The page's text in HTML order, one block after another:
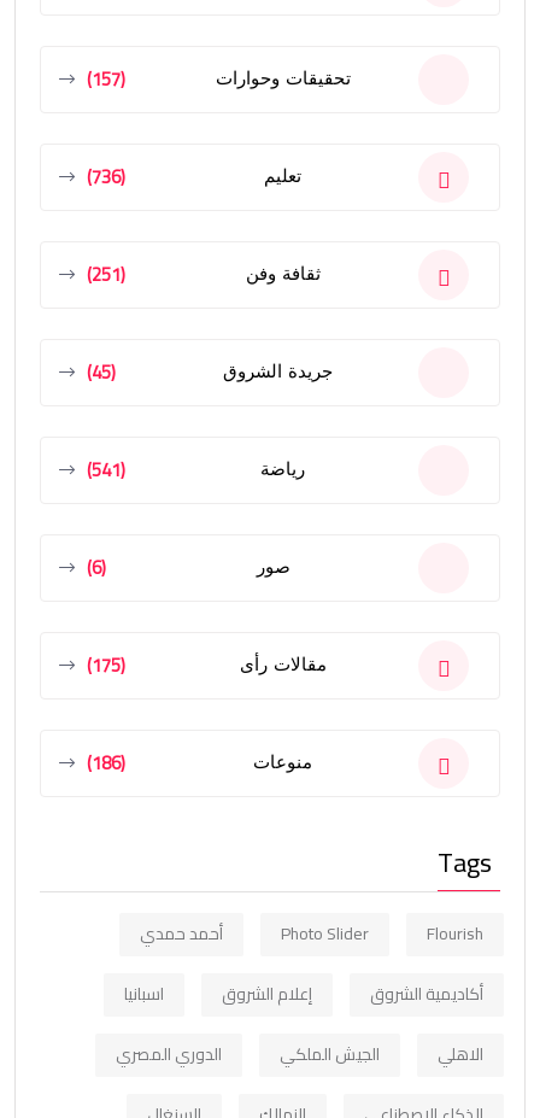
تحقيقات وحوارات (157)
تعليم (736)
ثقافة وفن (251)
جريدة الشروق (45)
رياضة (541)
صور (6)
مقالات رأى (175)
منوعات (186)
Tags
Flourish
Photo Slider
أحمد حمدي
أكاديمية الشروق
إعلام الشروق
اسبانيا
الاهلي
الجيش الملكي
الدوري المصري